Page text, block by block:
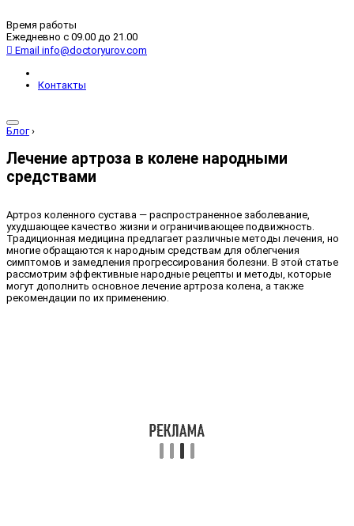
Время работы
Ежедневно с 09.00 до 21.00
Email info@doctoryurov.com
Контакты
Блог ›
Лечение артроза в колене народными
средствами
Артроз коленного сустава — распространенное заболевание,
ухудшающее качество жизни и ограничивающее подвижность.
Традиционная медицина предлагает различные методы лечения, но
многие обращаются к народным средствам для облегчения
симптомов и замедления прогрессирования болезни. В этой статье
рассмотрим эффективные народные рецепты и методы, которые
могут дополнить основное лечение артроза колена, а также
рекомендации по их применению.